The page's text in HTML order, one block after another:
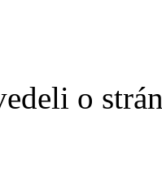
o